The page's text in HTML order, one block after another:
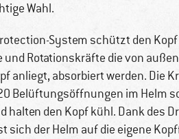
Wahl.
System schützt den
Rotationskräfte die von
anliegt, absorbiert werden. Die
Belüftungsöffnungen im Helm
halten den Kopf kühl. Dank des
der Helm auf die eigene